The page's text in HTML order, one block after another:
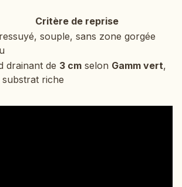
Critère de reprise
souple, sans zone gorgée
drainant de 3 cm selon Gamm vert,
substrat riche